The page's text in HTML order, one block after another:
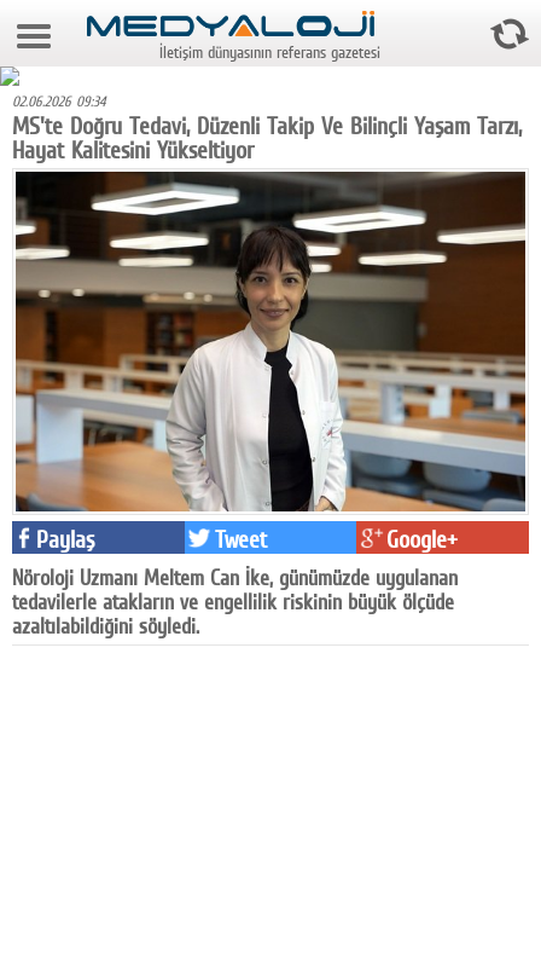
7 Ağustos 2026 9:45:50
Foto Galeri
Video Galeri
Gazeteler
Medya
Reyting-tiraj
Teknoloji
Televizyon
Dünya
Pr
Facebook
Diziler
İletişim dünyasının referans gazetesi
02.06.2026 09:34
MS'te Doğru Tedavi, Düzenli Takip Ve Bilinçli Yaşam Tarzı,
Hayat Kalitesini Yükseltiyor
Paylaş Tweet Google+
Nöroloji Uzmanı Meltem Can İke, günümüzde uygulanan
tedavilerle atakların ve engellilik riskinin büyük ölçüde
azaltılabildiğini söyledi.